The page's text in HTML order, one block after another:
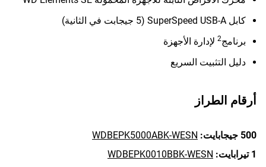
كابل SuperSpeed USB-A (5 جيجابت في الثانية)
برنامج2 لإدارة الأجهزة
دليل التثبيت السريع
أرقام الطراز
500 جيجابايت:
WDBEPK5000ABK-WESN
1 تيرابايت:
WDBEPK0010BBK-WESN